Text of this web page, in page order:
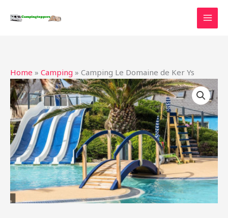
naar
Home » Camping » Camping Le Domaine de Ker Ys